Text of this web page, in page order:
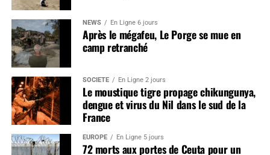
NEWS En Ligne 6 jours
Après le mégafeu, Le Porge se mue en
camp retranché
SOCIÉTÉ En Ligne 2 jours
Le moustique tigre propage chikungunya,
dengue et virus du Nil dans le sud de la
France
EUROPE En Ligne 5 jours
72 morts aux portes de Ceuta pour un